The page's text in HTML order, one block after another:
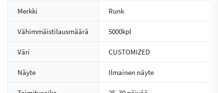
Merkki Runk
Vähimmäistilausmäärä 5000kpl
Väri CUSTOMIZED
Näyte Ilmainen näyte